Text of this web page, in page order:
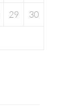
29 30